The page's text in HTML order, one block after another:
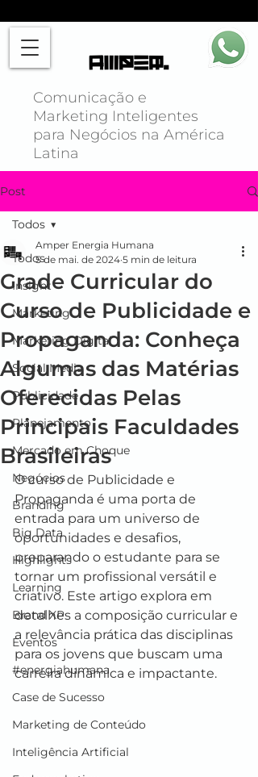
Comunicação e
Marketing Inteligentes
para Negócios na América
Latina
Post
Todos
Insight
Marketing
Marketing Digital
Social Media
Publicidade
Planejamento
Mercado em Choque
Negócios
Branding
Big Data
Highlights
Learning
Brand XP
Eventos
#energiahumana
Case de Sucesso
Marketing de Conteúdo
Inteligência Artificial
Todos
Grade Curricular do
Curso de Publicidade e
Propaganda: Conheça
Algumas das Matérias
Oferecidas Pelas
Principais Faculdades
Brasileiras
Amper Energia Humana
5 de mai. de 2024 5 min de leitura
O curso de Publicidade e
Propaganda é uma porta de
entrada para um universo de
oportunidades e desafios,
preparando o estudante para se
tornar um profissional versátil e
criativo. Este artigo explora em
detalhes a composição curricular e
a relevância prática das disciplinas
para os jovens que buscam uma
carreira dinâmica e impactante.